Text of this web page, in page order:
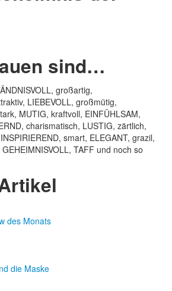
sind…
großartig,
LIEBEVOLL, großmütig,
MUTIG, kraftvoll, EINFÜHLSAM,
charismatisch, LUSTIG, zärtlich,
smart, ELEGANT, grazil,
TAFF und noch so
des Monats
die Maske